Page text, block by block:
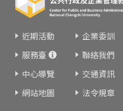
近期活動 企業委訓
服務臺
聯絡我們
中心導覽
交通資訊
網站地圖
法令規章